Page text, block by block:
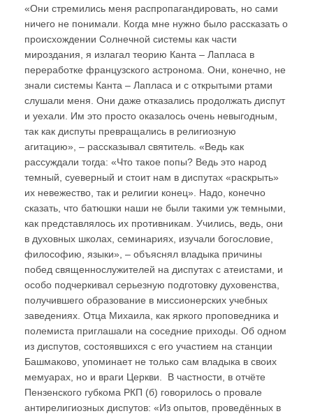
«Они стремились меня распропагандировать, но сами
ничего не понимали. Когда мне нужно было рассказать о
происхождении Солнечной системы как части
мироздания, я излагал теорию Канта – Лапласа в
переработке французского астронома. Они, конечно, не
знали системы Канта – Лапласа и с открытыми ртами
слушали меня. Они даже отказались продолжать диспут
и уехали. Им это просто оказалось очень невыгодным,
так как диспуты превращались в религиозную
агитацию», – рассказывал святитель. «Ведь как
рассуждали тогда: «Что такое попы? Ведь это народ
темный, суеверный и стоит нам в диспутах «раскрыть»
их невежество, так и религии конец». Надо, конечно
сказать, что батюшки наши не были такими уж темными,
как представлялось их противникам. Учились, ведь, они
в духовных школах, семинариях, изучали богословие,
философию, языки», – объяснял владыка причины
побед священнослужителей на диспутах с атеистами, и
особо подчеркивал серьезную подготовку духовенства,
получившего образование в миссионерских учебных
заведениях. Отца Михаила, как яркого проповедника и
полемиста приглашали на соседние приходы. Об одном
из диспутов, состоявшихся с его участием на станции
Башмаково, упоминает не только сам владыка в своих
мемуарах, но и враги Церкви. В частности, в отчёте
Пензенского губкома РКП (б) говорилось о провале
антирелигиозных диспутов: «Из опытов, проведённых в